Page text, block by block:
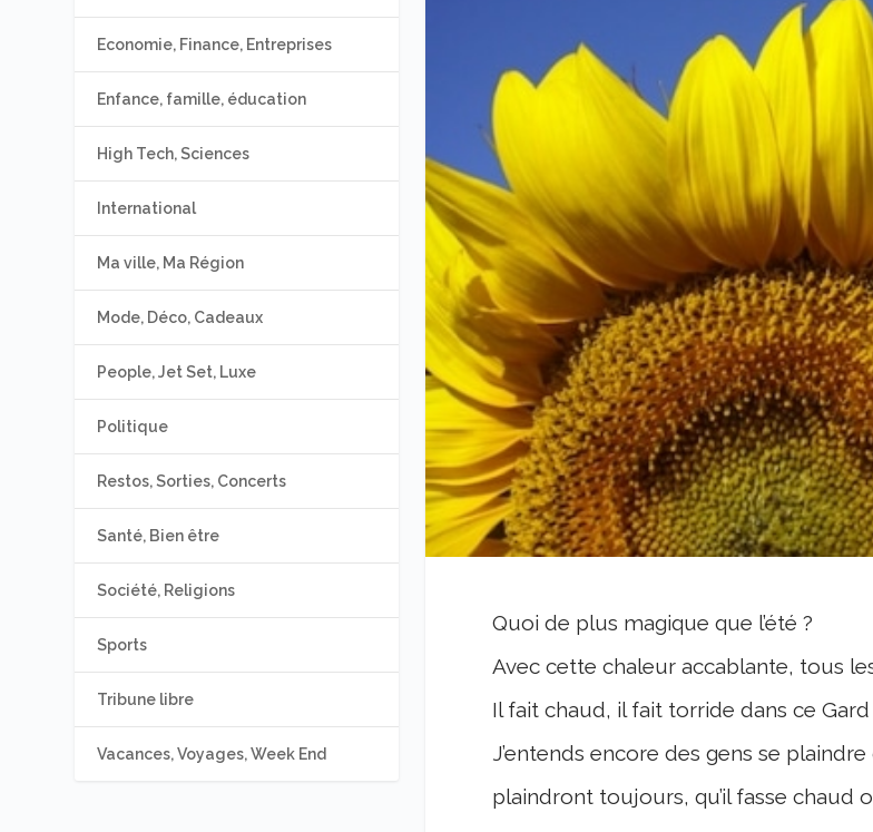
Quoi de plus magique que l’été ?
Avec cette chaleur accablante, tous
Il fait chaud, il fait torride dans ce Gard
J’entends encore des gens se
plaindront toujours, qu’il fasse chaud
Economie, Finance, Entreprises
Enfance, famille, éducation
High Tech, Sciences
International
Ma ville, Ma Région
Mode, Déco, Cadeaux
People, Jet Set, Luxe
Politique
Restos, Sorties, Concerts
Santé, Bien être
Société, Religions
Sports
Tribune libre
Vacances, Voyages, Week End